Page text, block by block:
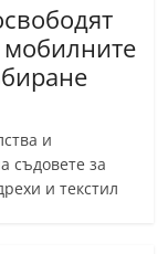
мобилните
и
съдовете за
и текстил